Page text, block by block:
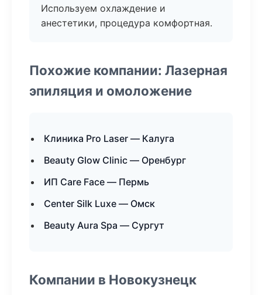
Используем охлаждение и
анестетики, процедура комфортная.
Похожие компании: Лазерная
эпиляция и омоложение
Клиника Pro Laser — Калуга
Beauty Glow Clinic — Оренбург
ИП Care Face — Пермь
Center Silk Luxe — Омск
Beauty Aura Spa — Сургут
Компании в Новокузнецк